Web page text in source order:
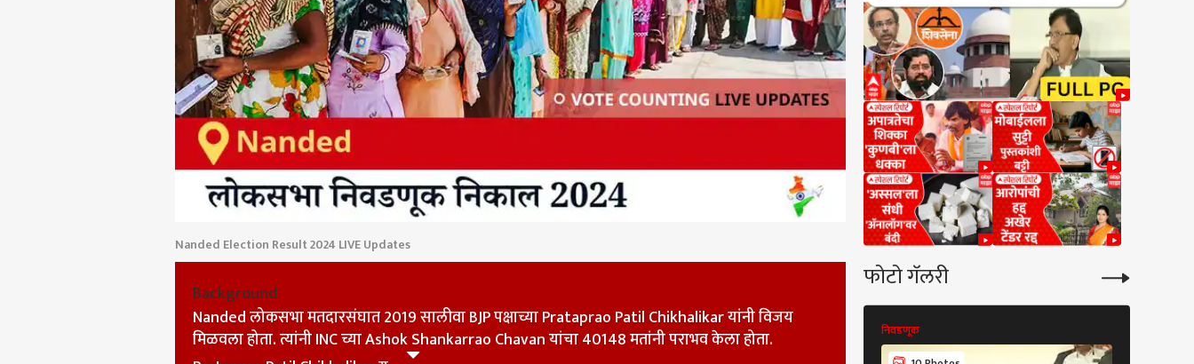
Nanded Election Result 2024 LIVE Updates
Background
Nanded लोकसभा मतदारसंघात 2019 सालीवा BJP पक्षाच्या Prataprao Patil Chikhalikar यांनी विजय
मिळवला होता. त्यांनी INC च्या Ashok Shankarrao Chavan यांचा 40148 मतांनी पराभव केला होता.
फोटो गॅलरी
निवडणूक
पर्सनल कॉर्नर